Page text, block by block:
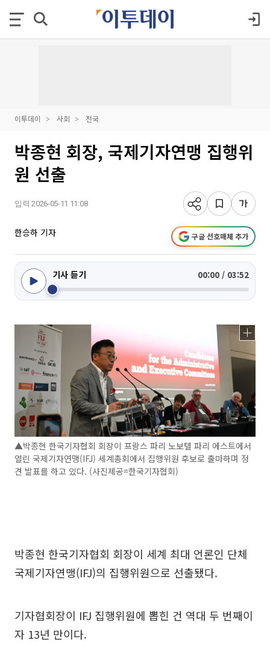
이투데이 사회 전국
박종현 회장, 국제기자연맹 집행위
원 선출
입력 2026-05-11 11:08
한승하 기자 구글 선호매체 추가
기사 듣기 00:00 / 03:52
▲박종현 한국기자협회 회장이 프랑스 파리 노보텔 파리 에스트에서
열린 국제기자연맹(IFJ) 세계총회에서 집행위원 후보로 출마하며 정
견 발표를 하고 있다. (사진제공=한국기자협회)
박종현 한국기자협회 회장이 세계 최대 언론인 단체
국제기자연맹(IFJ)의 집행위원으로 선출됐다.
기자협회장이 IFJ 집행위원에 뽑힌 건 역대 두 번째이
자 13년 만이다.